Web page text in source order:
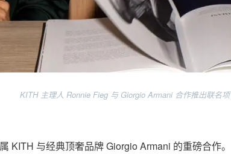
KITH 主理人 Ronnie Fieg 与 Giorgio Armani 合作推出联名
KITH 与经典顶奢品牌 Giorgio Armani 的重磅合作